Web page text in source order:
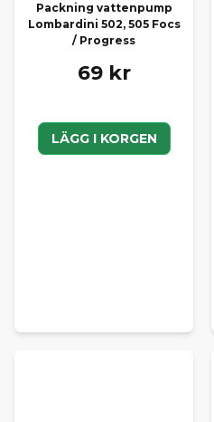
Packning vattenpump
Lombardini 502, 505 Focs
/ Progress
69 kr
LÄGG I KORGEN